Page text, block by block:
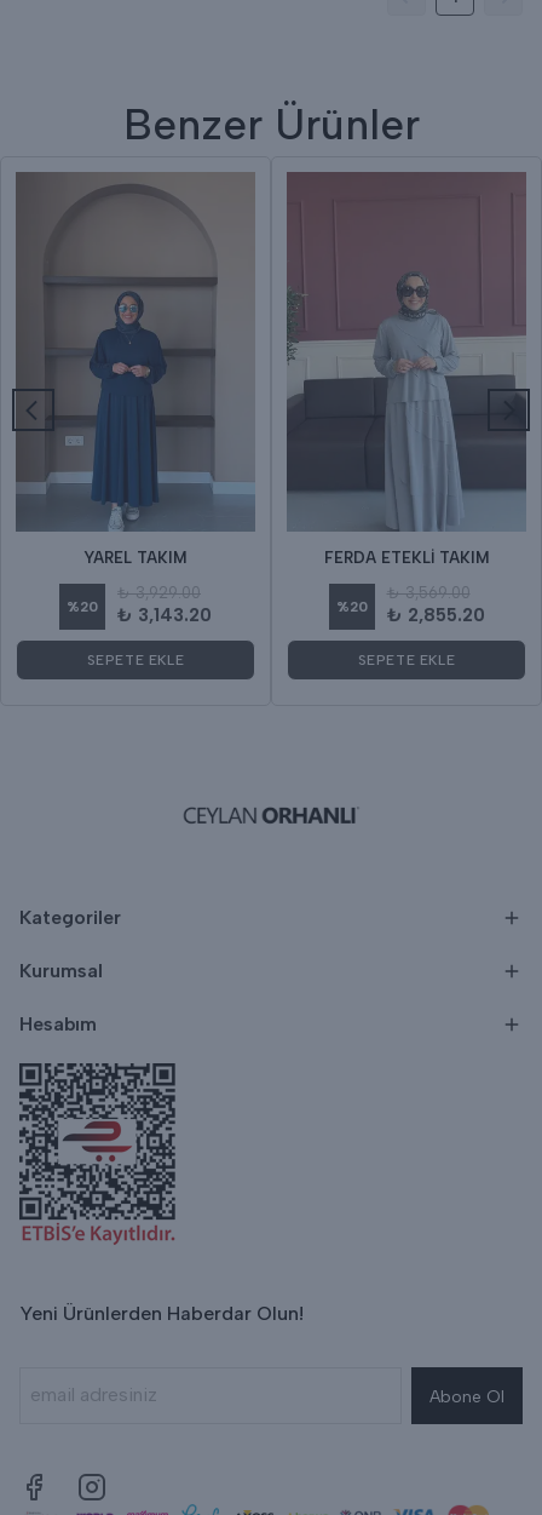
Benzer Ürünler
YAREL TAKIM
%20
₺ 3,929.00
₺ 3,143.20
SEPETE EKLE
FERDA ETEKLİ TAKIM
%20
₺ 3,569.00
₺ 2,855.20
SEPETE EKLE
Kategoriler
Kurumsal
Hesabım
Yeni Ürünlerden Haberdar Olun!
Abone Ol